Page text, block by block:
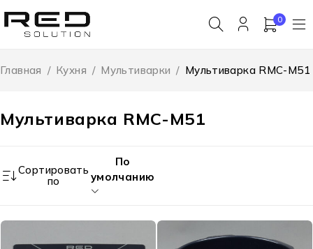
0
Мультиварка RMC-M51
Главная / Кухня / Мультиварки / Мультиварка RMC-M51
Сортировать
по
По
умолчанию